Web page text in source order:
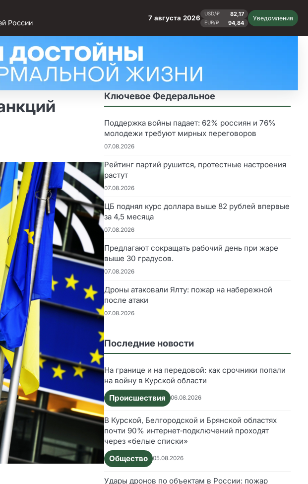
России
7 августа 2026
USD/₽ 82,17
EUR/₽ 94,84
Уведомления
Ключевое Федеральное
Поддержка войны падает: 62% россиян и 76%
молодежи требуют мирных переговоров
07.08.2026
Рейтинг партий рушится, протестные настроения
растут
07.08.2026
ЦБ поднял курс доллара выше 82 рублей впервые
за 4,5 месяца
07.08.2026
Предлагают сокращать рабочий день при жаре
выше 30 градусов.
07.08.2026
Дроны атаковали Ялту: пожар на набережной
после атаки
07.08.2026
Последние новости
На границе и на передовой: как срочники попали
на войну в Курской области
Происшествия
06.08.2026
В Курской, Белгородской и Брянской областях
почти 90% интернет‑подключений проходят
через «белые списки»
Общество
05.08.2026
Удары дронов по объектам в России: пожар